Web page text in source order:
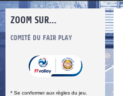
ZOOM SUR...
COMITÉ DU FAIR PLAY
* Se conformer aux règles du jeu.
LUTTE